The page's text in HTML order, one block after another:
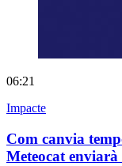
06:21
Impacte
Com canvia
Meteocat enviarà